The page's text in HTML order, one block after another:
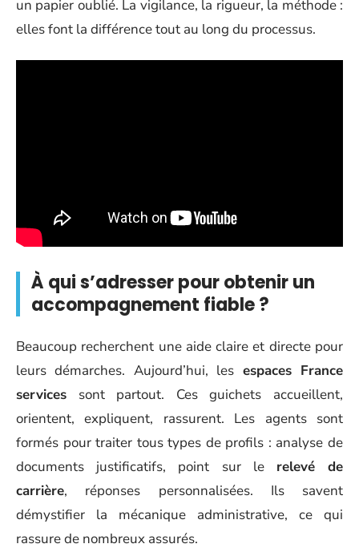
un papier oublié. La vigilance, la rigueur, la méthode :
elles font la différence tout au long du processus.
À qui s’adresser pour obtenir un
accompagnement fiable ?
Beaucoup recherchent une aide claire et directe pour
leurs démarches. Aujourd’hui, les espaces France
services sont partout. Ces guichets accueillent,
orientent, expliquent, rassurent. Les agents sont
formés pour traiter tous types de profils : analyse de
documents justificatifs, point sur le relevé de
carrière, réponses personnalisées. Ils savent
démystifier la mécanique administrative, ce qui
rassure de nombreux assurés.